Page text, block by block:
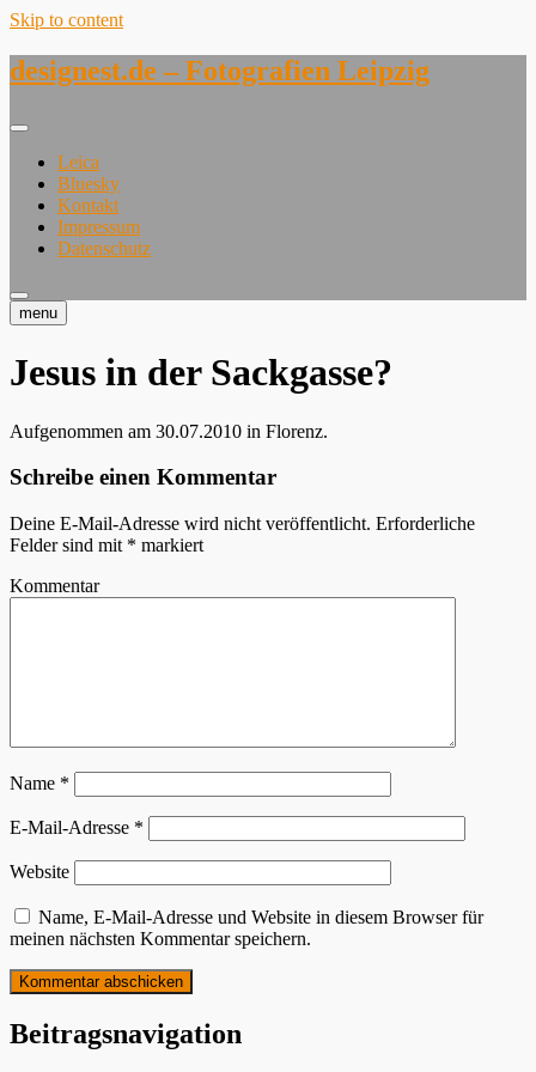
Skip to content
designest.de – Fotografien Leipzig
Leica
Bluesky
Kontakt
Impressum
Datenschutz
menu
Jesus in der Sackgasse?
Aufgenommen am 30.07.2010 in Florenz.
Schreibe einen Kommentar
Deine E-Mail-Adresse wird nicht veröffentlicht. Erforderliche
Felder sind mit * markiert
Kommentar
Name *
E-Mail-Adresse *
Website
Name, E-Mail-Adresse und Website in diesem Browser für
meinen nächsten Kommentar speichern.
Beitragsnavigation